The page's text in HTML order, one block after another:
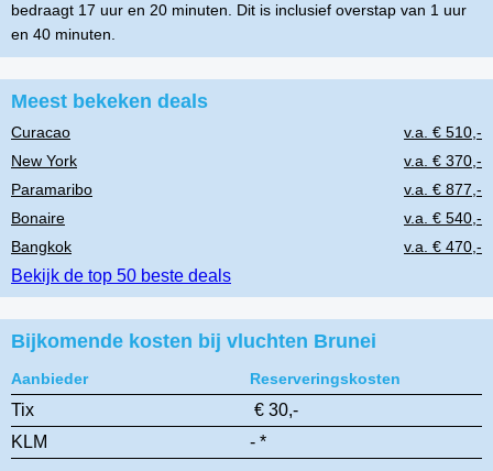
bedraagt 17 uur en 20 minuten. Dit is inclusief overstap van 1 uur
en 40 minuten.
Meest bekeken deals
Curacao
v.a. € 510,-
New York
v.a. € 370,-
Paramaribo
v.a. € 877,-
Bonaire
v.a. € 540,-
Bangkok
v.a. € 470,-
Bekijk de top 50 beste deals
Bijkomende kosten bij vluchten Brunei
Aanbieder Reserveringskosten
Tix
€ 30,-
KLM
- *